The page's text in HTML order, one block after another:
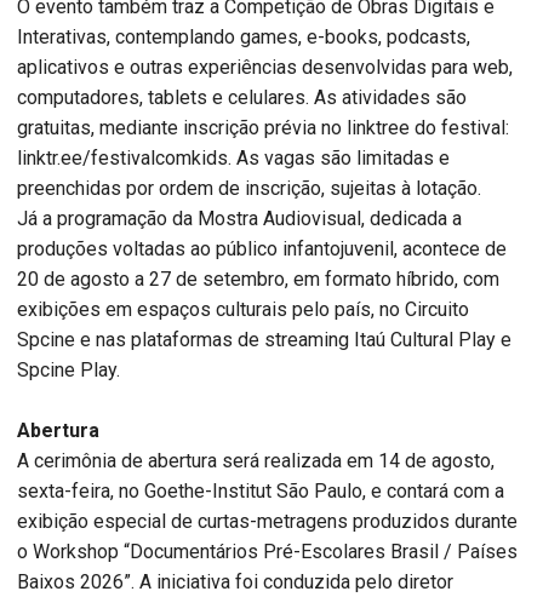
O evento também traz a Competição de Obras Digitais e
Interativas, contemplando games, e-books, podcasts,
aplicativos e outras experiências desenvolvidas para web,
computadores, tablets e celulares. As atividades são
gratuitas, mediante inscrição prévia no linktree do festival:
linktr.ee/festivalcomkids. As vagas são limitadas e
preenchidas por ordem de inscrição, sujeitas à lotação.
Já a programação da Mostra Audiovisual, dedicada a
produções voltadas ao público infantojuvenil, acontece de
20 de agosto a 27 de setembro, em formato híbrido, com
exibições em espaços culturais pelo país, no Circuito
Spcine e nas plataformas de streaming Itaú Cultural Play e
Spcine Play.
Abertura
A cerimônia de abertura será realizada em 14 de agosto,
sexta-feira, no Goethe-Institut São Paulo, e contará com a
exibição especial de curtas-metragens produzidos durante
o Workshop “Documentários Pré-Escolares Brasil / Países
Baixos 2026”. A iniciativa foi conduzida pelo diretor